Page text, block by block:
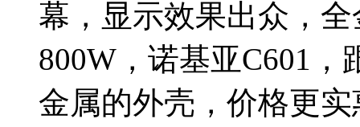
幕，显示效果出众，
800W，诺基亚C601
金属的外壳，价格更